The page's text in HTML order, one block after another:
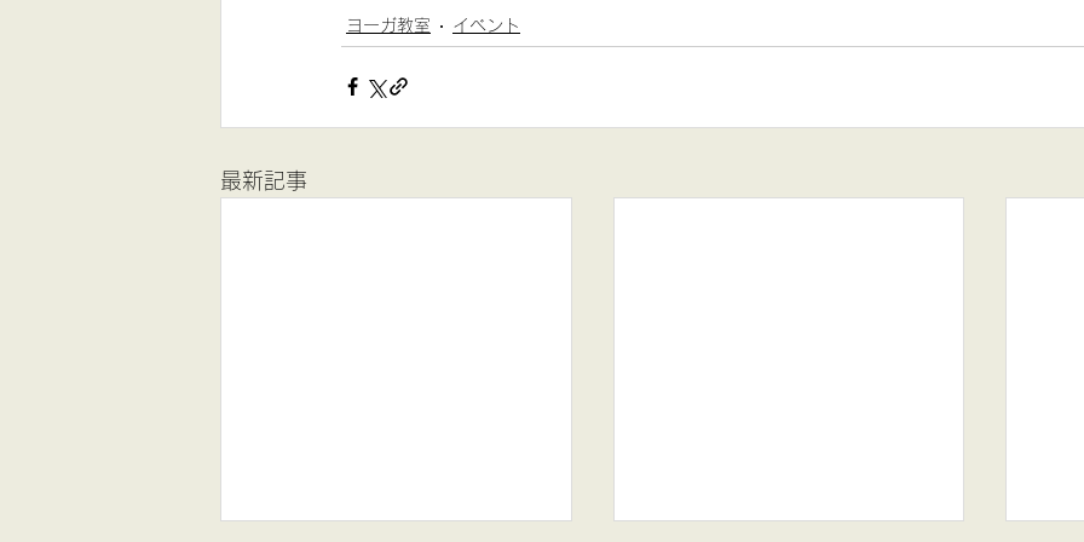
ヨーガ教室 イベント
最新記事